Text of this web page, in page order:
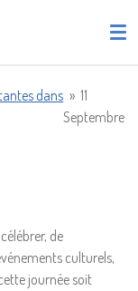
OF LIGHT AND LOVE -
dans » 11
Septembre
de
culturels,
journée soit